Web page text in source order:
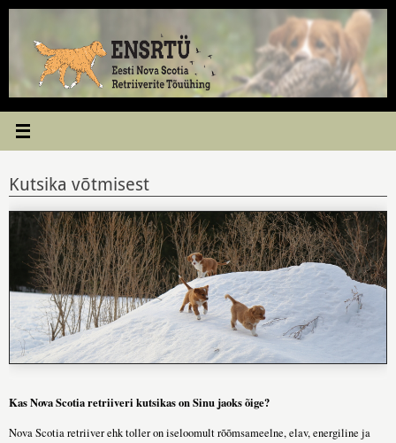
Skip
Kutsika võtmisest
Kas Nova Scotia retriiveri kutsikas on Sinu jaoks õige?
Nova Scotia retriiver ehk toller on iseloomult rõõmsameelne, elav, energiline ja